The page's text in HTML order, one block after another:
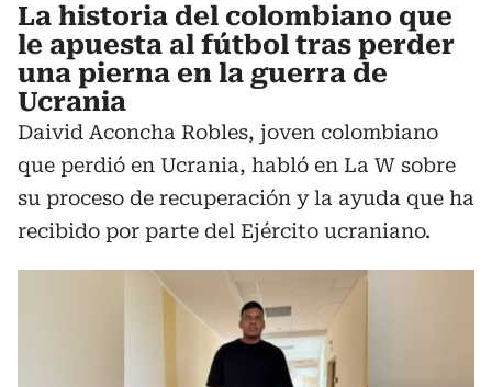
La historia del colombiano que
le apuesta al fútbol tras perder
una pierna en la guerra de
Ucrania
Daivid Aconcha Robles, joven colombiano
que perdió en Ucrania, habló en La W sobre
su proceso de recuperación y la ayuda que ha
recibido por parte del Ejército ucraniano.